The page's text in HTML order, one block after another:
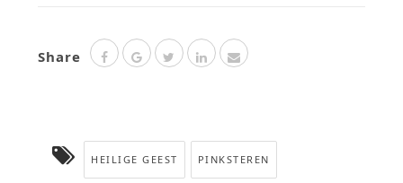
Share
HEILIGE GEEST PINKSTEREN